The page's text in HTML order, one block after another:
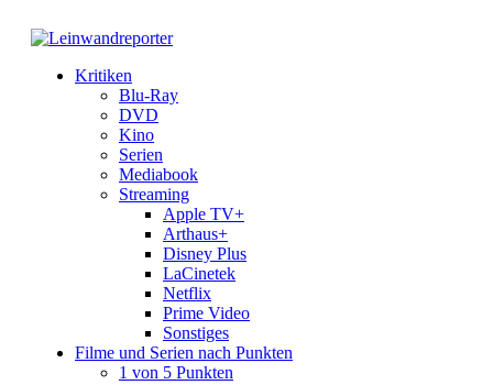
Kritiken
Blu-Ray
DVD
Kino
Serien
Mediabook
Streaming
Apple TV+
Arthaus+
Disney Plus
LaCinetek
Netflix
Prime Video
Sonstiges
Filme und Serien nach Punkten
1 von 5 Punkten